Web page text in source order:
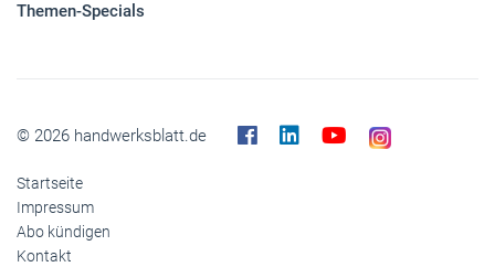
Themen-Specials
© 2026 handwerksblatt.de
Startseite
Impressum
Abo kündigen
Kontakt